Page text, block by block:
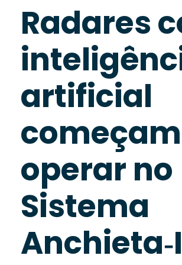
Radares
artificial
operar no
Sistema